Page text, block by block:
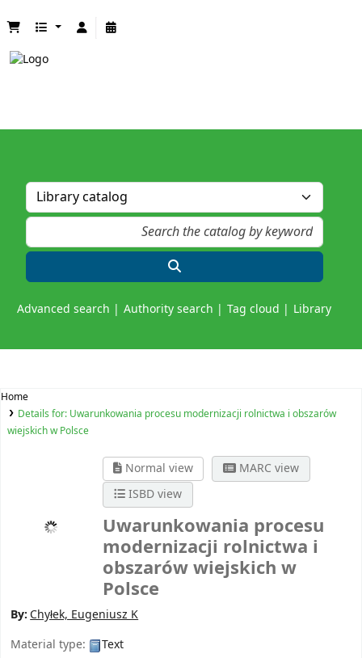
Advanced search Authority search Tag cloud Library
Home
Details for: Uwarunkowania procesu modernizacji rolnictwa i obszarów
wiejskich w Polsce
Normal view
MARC view
ISBD view
Uwarunkowania procesu
modernizacji rolnictwa i
obszarów wiejskich w
Polsce
By: Chyłek, Eugeniusz K
Material type:
Text